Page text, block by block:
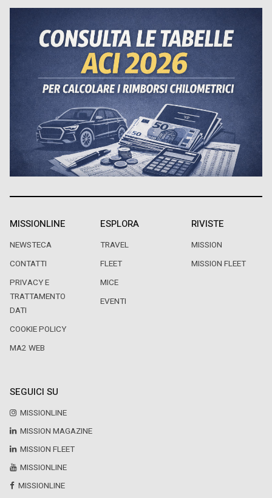
MISSIONLINE
NEWSTECA
CONTATTI
PRIVACY E
TRATTAMENTO
DATI
COOKIE POLICY
MA2 WEB
ESPLORA
TRAVEL
FLEET
MICE
EVENTI
RIVISTE
MISSION
MISSION FLEET
SEGUICI SU
MISSIONLINE
MISSION MAGAZINE
MISSION FLEET
MISSIONLINE
MISSIONLINE